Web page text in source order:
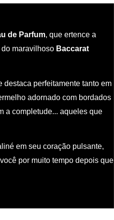
de Parfum, que ertence a
do maravilhoso Baccarat
destaca perfeitamente tanto em
adornado com bordados
a completude... aqueles que
em seu coração pulsante,
por muito tempo depois que